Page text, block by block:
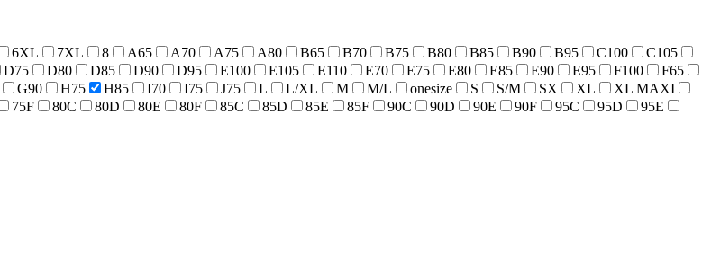
6XL 7XL 8 A65 A70 A75 A80 B65 B70 B75 B80 B85 B90 B95 C100
C105
D75 D80 D85 D90 D95 E100 E105 E110 E70 E75 E80 E85 E90 E95 F100
F65
G90 H75 H85 I70 I75 J75 L L/XL M M/L onesize S S/M SX XL
XL MAXI
75F 80C 80D 80E 80F 85C 85D 85E 85F 90C 90D 90E 90F 95C 95D
95E